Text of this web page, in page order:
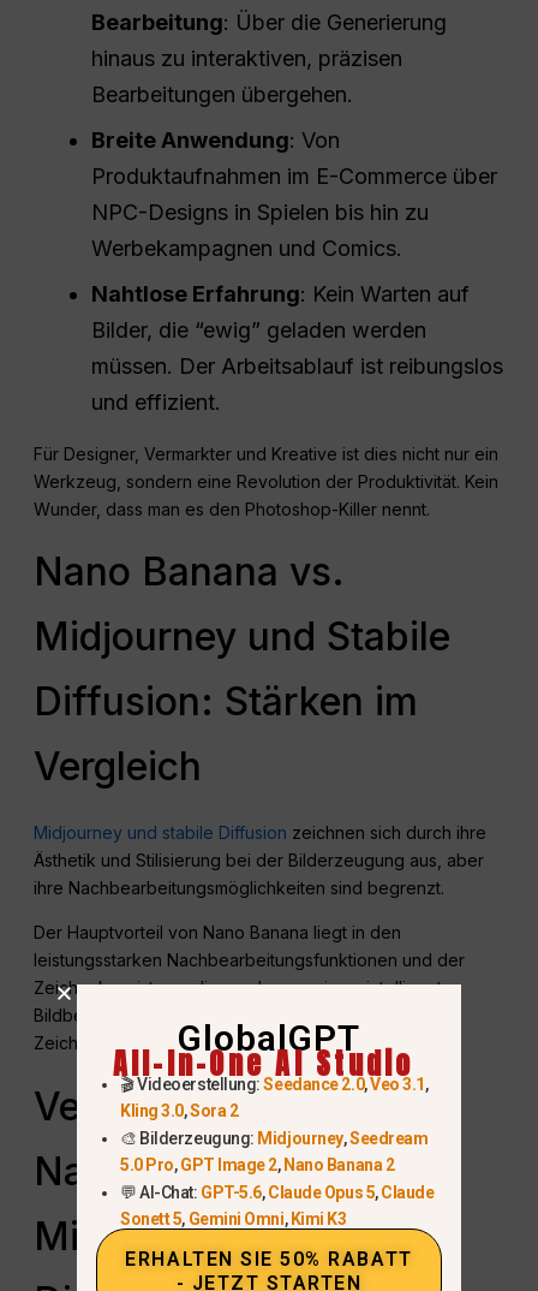
Bearbeitung: Über die Generierung
hinaus zu interaktiven, präzisen
Bearbeitungen übergehen.
Breite Anwendung: Von
Produktaufnahmen im E-Commerce über
NPC-Designs in Spielen bis hin zu
Werbekampagnen und Comics.
Nahtlose Erfahrung: Kein Warten auf
Bilder, die “ewig” geladen werden
müssen. Der Arbeitsablauf ist reibungslos
und effizient.
Für Designer, Vermarkter und Kreative ist dies nicht nur ein
Werkzeug, sondern eine Revolution der Produktivität. Kein
Wunder, dass man es den Photoshop-Killer nennt.
Nano Banana vs.
Midjourney und Stabile
Diffusion: Stärken im
Vergleich
Midjourney und stabile Diffusion zeichnen sich durch ihre
Ästhetik und Stilisierung bei der Bilderzeugung aus, aber
ihre Nachbearbeitungsmöglichkeiten sind begrenzt.
Der Hauptvorteil von Nano Banana liegt in den
leistungsstarken Nachbearbeitungsfunktionen und der
Zeichenkonsistenz, die es eher zu einem intelligenten
Bildbearbeitungswerkzeug als zu einem reinen
Zeichenwerkzeug machen.
Vergleich zwischen
Nano-Banane,
Midjourney und stabiler
GlobalGPT
All-In-One AI Studio
🎬 Videoerstellung:Seedance 2.0,Veo 3.1,
Kling 3.0,Sora 2
🎨 Bilderzeugung: Midjourney,Seedream
5.0 Pro,GPT Image 2, Nano Banana 2
💬 AI-Chat: GPT-5.6,Claude Opus 5,Claude
Sonett 5, Gemini Omni, Kimi K3
ERHALTEN SIE 50% RABATT
- JETZT STARTEN